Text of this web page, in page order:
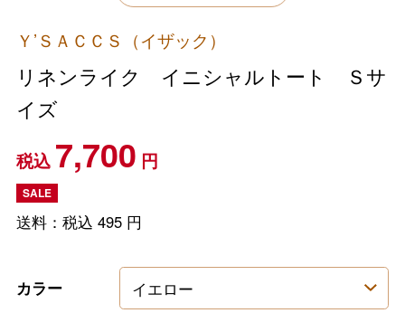
Ｙ’ＳＡＣＣＳ（イザック）
リネンライク イニシャルトート Ｓサ
イズ
税込7,700 円
SALE
送料：税込 495円
カラー